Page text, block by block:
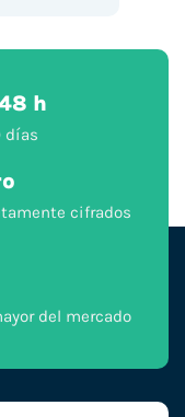
h
días
cifrados
del mercado